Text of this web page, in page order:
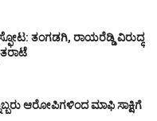
ತಂಗಡಗಿ, ರಾಯರೆಡ್ಡಿ ವಿರುದ್ಧ
ತರಾಟೆ
ಆರೋಪಿಗಳಿಂದ ಮಾಫಿ ಸಾಕ್ಷಿಗೆ